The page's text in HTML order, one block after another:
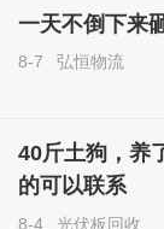
一天不倒下来
8-7 弘恒物流
40斤土狗，养
的可以联系
8-4 光伏板回收